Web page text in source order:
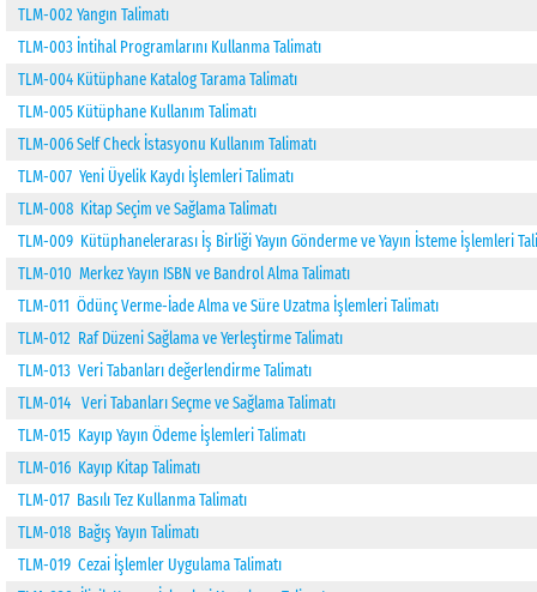
TLM-002 Yangın Talimatı
TLM-003 İntihal Programlarını Kullanma Talimatı
TLM-004 Kütüphane Katalog Tarama Talimatı
TLM-005 Kütüphane Kullanım Talimatı
TLM-006 Self Check İstasyonu Kullanım Talimatı
TLM-007 Yeni Üyelik Kaydı İşlemleri Talimatı
TLM-008 Kitap Seçim ve Sağlama Talimatı
TLM-009 Kütüphanelerarası İş Birliği Yayın Gönderme ve Yayın İsteme İşlemleri
TLM-010 Merkez Yayın ISBN ve Bandrol Alma Talimatı
TLM-011 Ödünç Verme-İade Alma ve Süre Uzatma İşlemleri Talimatı
TLM-012 Raf Düzeni Sağlama ve Yerleştirme Talimatı
TLM-013 Veri Tabanları değerlendirme Talimatı
TLM-014 Veri Tabanları Seçme ve Sağlama Talimatı
TLM-015 Kayıp Yayın Ödeme İşlemleri Talimatı
TLM-016 Kayıp Kitap Talimatı
TLM-017 Basılı Tez Kullanma Talimatı
TLM-018 Bağış Yayın Talimatı
TLM-019 Cezai İşlemler Uygulama Talimatı